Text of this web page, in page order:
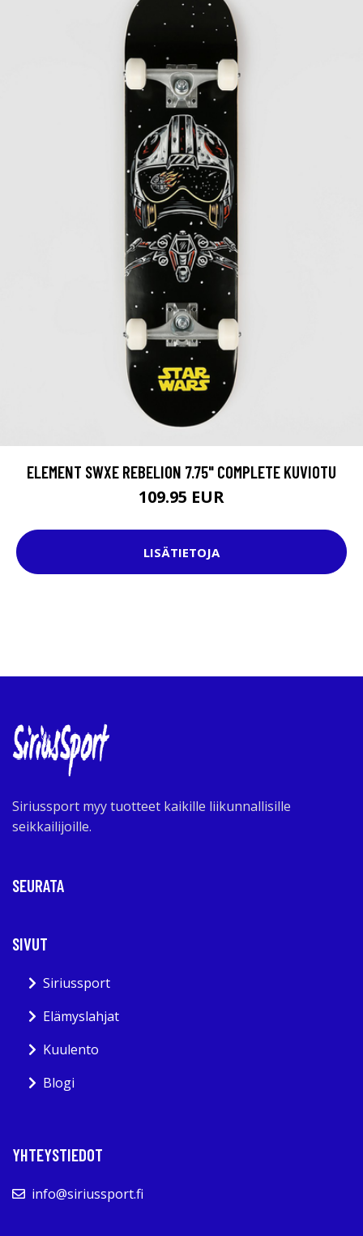
ELEMENT SWXE REBELION 7.75" COMPLETE KUVIOTU
109.95 EUR
LISÄTIETOJA
Siriussport myy tuotteet kaikille liikunnallisille
seikkailijoille.
SEURATA
SIVUT
Siriussport
Elämyslahjat
Kuulento
Blogi
YHTEYSTIEDOT
info@siriussport.fi